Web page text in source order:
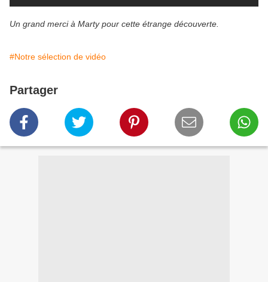
Un grand merci à Marty pour cette étrange découverte.
#Notre sélection de vidéo
Partager